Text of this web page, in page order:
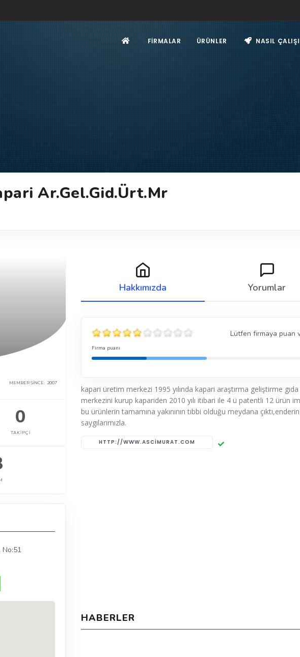
FIRMALAR ÜRÜNLER NASIL
Ar.Gel.Gid.Ürt.Mr
MEMBER SINCE: 2007
0
TAKIPÇI
No:51
Hakkımızda Yorumlar
Lütfen firmaya puan
Firma puanı
kapari üretim merkezi 1995 yılında kapari araştırma geliştirme
merkezini kurup kapariden 2010 yılı itibari ile 4 ü patentli 12 ürün
bu ürünlerin tamamına yakınının tıbbi olduğu meydana çıktı,enderin
saygılarımızla.
HTTP://WWW.ASCIMURAT.COM
HABERLER